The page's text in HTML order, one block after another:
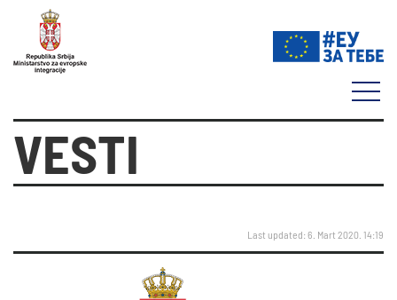
VESTI
Last updated: 6. Mart 2020. 14:19